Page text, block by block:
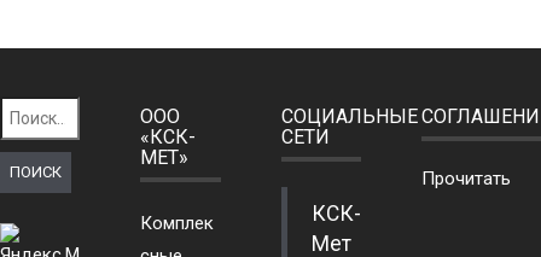
Найти:
ООО
«КСК-
МЕТ»
Комплек
СОЦИАЛЬНЫЕ
СЕТИ
КСК-
Мет
Прочитать